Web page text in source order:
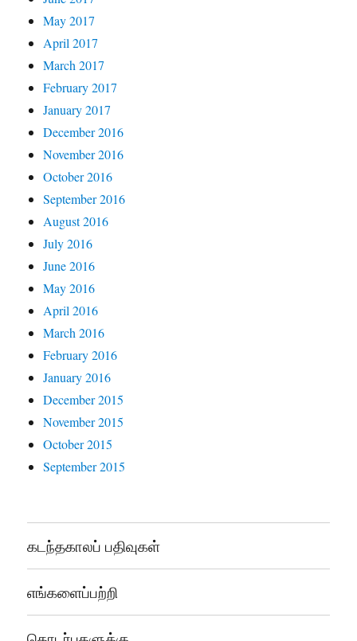
May 2017
April 2017
March 2017
February 2017
January 2017
December 2016
November 2016
October 2016
September 2016
August 2016
July 2016
June 2016
May 2016
April 2016
March 2016
February 2016
January 2016
December 2015
November 2015
October 2015
September 2015
கடந்தகாலப் பதிவுகள்
எங்களைப்பற்றி